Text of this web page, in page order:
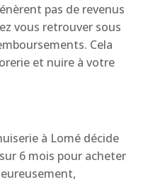
pas de revenus
vous retrouver sous
Cela
et nuire à votre
à Lomé décide
6 mois pour acheter